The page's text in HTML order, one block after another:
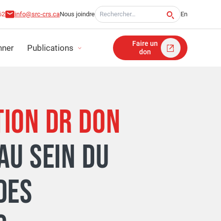
info@src-crs.caNous joindre
Recherche pour:
En
Publications
D'IMPACT
STRATÉGIQUE
Faire un
don
DR DON
SEIN DU